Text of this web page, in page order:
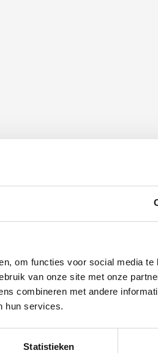
om functies voor social media te
van onze site met onze
combineren met andere
hun services.
Statistieken